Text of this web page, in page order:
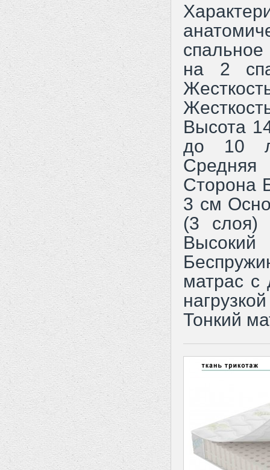
на 2
Высота
до 10
Сторона
3 см
(3 слоя)
матрас с
Тонкий